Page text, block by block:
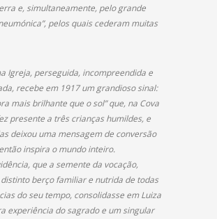
e, simultaneamente, pelo grande
pelos quais cederam muitas
Igreja, perseguida, incompreendida e
recebe em 1917 um grandioso sinal:
mais brilhante que o sol” que, na Cova
presente a três crianças humildes, e
deixou uma mensagem de conversão
inspira o mundo inteiro.
que a semente da vocação,
berço familiar e nutrida de todas
do seu tempo, consolidasse em Luiza
experiência do sagrado e um singular